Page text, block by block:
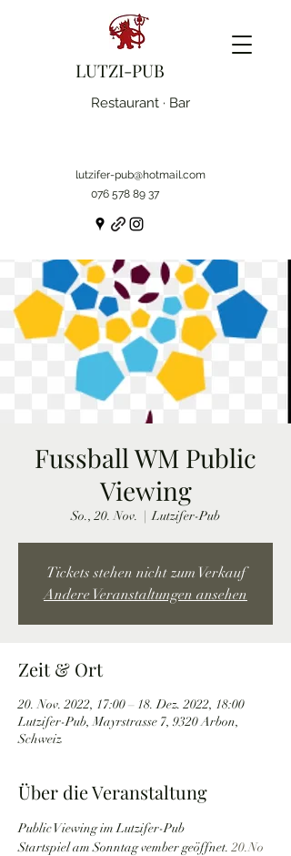
LUTZI-PUB
Restaurant · Bar
lutzifer-pub@hotmail.com
076 578 89 37
Fussball WM Public
Viewing
So., 20. Nov.
  |
Lutzifer-Pub
Tickets stehen nicht zum Verkauf
Andere Veranstaltungen ansehen
Zeit & Ort
20. Nov. 2022, 17:00 – 18. Dez. 2022, 18:00
Lutzifer-Pub, Mayrstrasse 7, 9320 Arbon,
Schweiz
Über die Veranstaltung
Public Viewing im Lutzifer-Pub
Startspiel am Sonntag vember geöffnet. 20.No